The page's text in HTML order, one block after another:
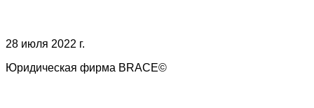
28 июля 2022 г.
Юридическая фирма BRACE©